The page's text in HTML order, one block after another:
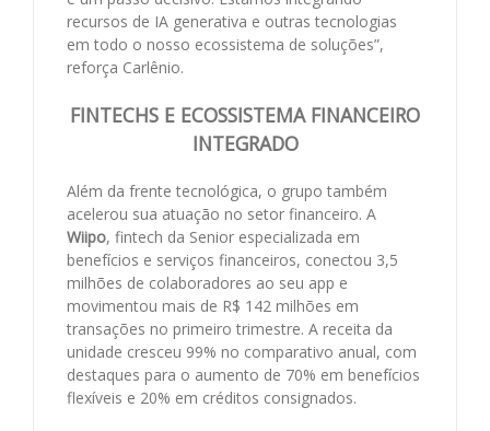
recursos de IA generativa e outras tecnologias
em todo o nosso ecossistema de soluções”,
reforça Carlênio.
FINTECHS E ECOSSISTEMA FINANCEIRO
INTEGRADO
Além da frente tecnológica, o grupo também
acelerou sua atuação no setor financeiro. A
Wiipo, fintech da Senior especializada em
benefícios e serviços financeiros, conectou 3,5
milhões de colaboradores ao seu app e
movimentou mais de R$ 142 milhões em
transações no primeiro trimestre. A receita da
unidade cresceu 99% no comparativo anual, com
destaques para o aumento de 70% em benefícios
flexíveis e 20% em créditos consignados.